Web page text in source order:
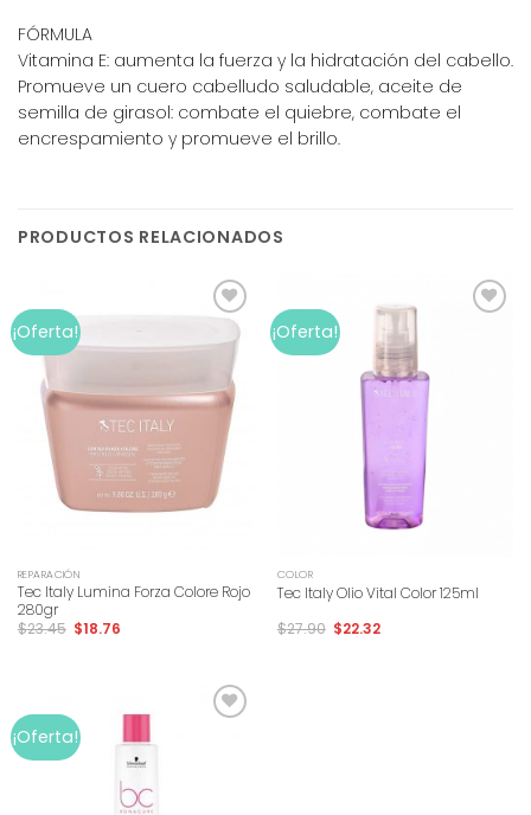
FÓRMULA
Vitamina E: aumenta la fuerza y la hidratación del cabello.
Promueve un cuero cabelludo saludable, aceite de
semilla de girasol: combate el quiebre, combate el
encrespamiento y promueve el brillo.
PRODUCTOS RELACIONADOS
¡Oferta!
Add to
wishlist
REPARACIÓN
Tec Italy Lumina Forza Colore Rojo
280gr
$23.45 $18.76
¡Oferta!
COLOR
Tec Italy Olio Vital Color 125ml
$27.90 $22.32
¡Oferta!